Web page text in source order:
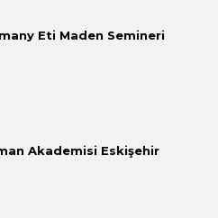
Eti Maden Semineri
Akademisi Eskişehir